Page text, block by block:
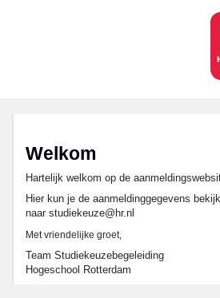
Welkom
Hartelijk welkom op de
Hier kun je de aanmeldinggegevens
naar studiekeuze@hr.nl
Met vriendelijke groet,
Team Studiekeuzebegeleiding
Hogeschool Rotterdam